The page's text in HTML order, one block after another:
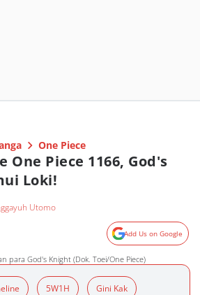
One Piece
One Piece 1166, God's
Loki!
Utomo
Add Us on Google
para God's Knight (Dok. Toei/One Piece)
5W1H Gini Kak